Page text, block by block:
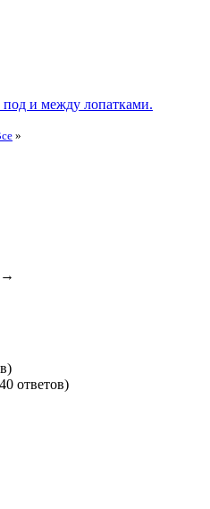
под и между лопатками.
»
→
ответов)